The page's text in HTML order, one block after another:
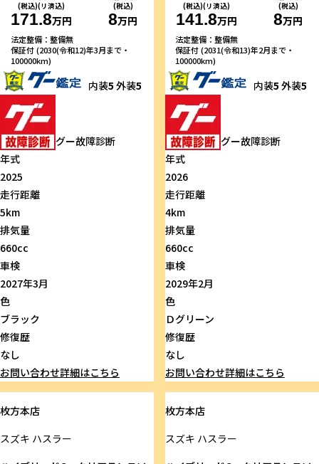
(税込)(リ済込)
171.8万円
(税込)
8万円
法定整備：整備無
保証付 (2030(令和12)年3月まで・
100000km)
内装5 外装5
グー故障診断
年式
2025
走行距離
5km
排気量
660cc
車検
2027年3月
色
ブラック
修復歴
なし
お問い合わせ詳細はこちら
(税込)(リ済込)
141.8万円
(税込)
8万円
法定整備：整備無
保証付 (2031(令和13)年2月まで・
100000km)
内装5 外装5
グー故障診断
年式
2026
走行距離
4km
排気量
660cc
車検
2029年2月
色
Ｄグリーン
修復歴
なし
お問い合わせ詳細はこちら
枚方本店
スズキ ハスラー
枚方本店
スズキ ハスラー